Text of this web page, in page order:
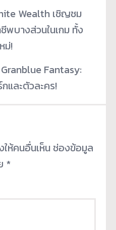
Wealth เชิญชม
พบางส่วนในเกม ทั้ง
ม่!
Granblue Fantasy:
และตัวละคร!
ห้คนอื่นเห็น ช่องข้อมูล
*